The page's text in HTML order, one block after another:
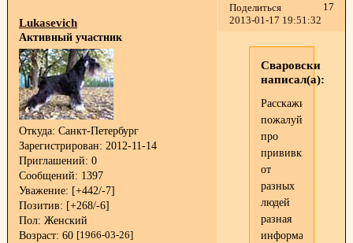
Поделиться
17
2013-01-17 19:51:32
Lukasevich
Активный участник
Откуда: Санкт-Петербург
Зарегистрирован: 2012-11-14
Приглашений: 0
Сообщений: 1397
Уважение: [+442/-7]
Позитив: [+268/-6]
Пол: Женский
Возраст: 60 [1966-03-26]
Сваровски
написал(а):
Расскажите
пожалуйста
про
прививки.
от
разных
людей
разная
информация.